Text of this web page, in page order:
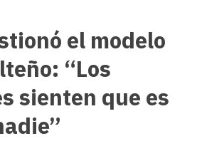
el modelo
“Los
sienten que es